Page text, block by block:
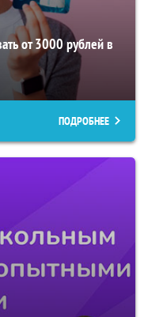
от 3000 рублей в
ПОДРОБНЕЕ